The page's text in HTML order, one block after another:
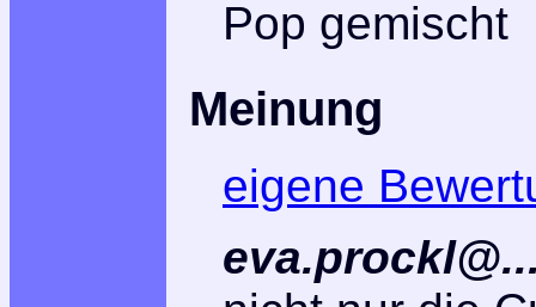
Pop gemischt
Meinung
eigene